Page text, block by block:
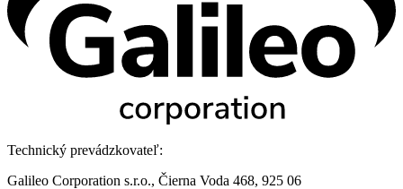
Technický prevádzkovateľ:
Galileo Corporation s.r.o., Čierna Voda 468, 925 06